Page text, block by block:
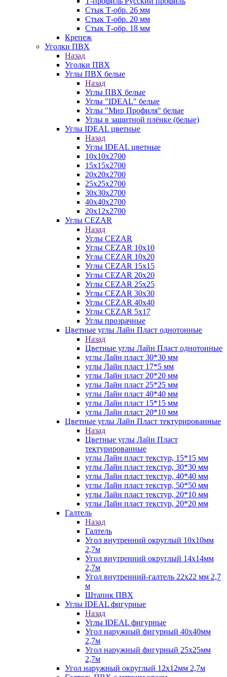
Стык Т-обр. 26 мм
Стык Т-обр. 20 мм
Стык Т-обр. 18 мм
Крепеж
Уголки ПВХ
Назад
Уголки ПВХ
Углы ПВХ белые
Назад
Углы ПВХ белые
Углы "IDEAL" белые
Углы "Мир Профиля" белые
Углы в защитной плёнке (белые)
Углы IDEAL цветные
Назад
Углы IDEAL цветные
10х10х2700
15х15х2700
20х20х2700
25х25х2700
30х30х2700
40х40х2700
20х12х2700
Углы CEZAR
Назад
Углы CEZAR
Углы CEZAR 10х10
Углы CEZAR 10х20
Углы CEZAR 15х15
Углы CEZAR 20х20
Углы CEZAR 25х25
Углы CEZAR 30х30
Углы CEZAR 40х40
Углы CEZAR 5х17
Углы прозрачные
Цветные углы Лайн Пласт однотонные
Назад
Цветные углы Лайн Пласт однотонные
углы Лайн пласт 30*30 мм
углы Лайн пласт 17*5 мм
углы Лайн пласт 20*20 мм
углы Лайн пласт 25*25 мм
углы Лайн пласт 40*40 мм
углы Лайн пласт 15*15 мм
углы Лайн пласт 20*10 мм
Цветные углы Лайн Пласт тектурированные
Назад
Цветные углы Лайн Пласт
тектурированные
углы Лайн пласт текстур, 15*15 мм
углы Лайн пласт текстур, 30*30 мм
углы Лайн пласт текстур, 40*40 мм
углы Лайн пласт текстур, 50*50 мм
углы Лайн пласт текстур, 20*10 мм
углы Лайн пласт текстур, 20*20 мм
Галтель
Назад
Галтель
Угол внутренний округлый 10х10мм
2,7м
Угол внутренний округлый 14х14мм
2,7м
Угол внутренний-галтель 22х22 мм 2,7
м
Штапик ПВХ
Углы IDEAL фигурные
Назад
Углы IDEAL фигурные
Угол наружный фигурный 40х40мм
2,7м
Угол наружный фигурный 25х25мм
2,7м
Угол наружный округлый 12х12мм 2,7м